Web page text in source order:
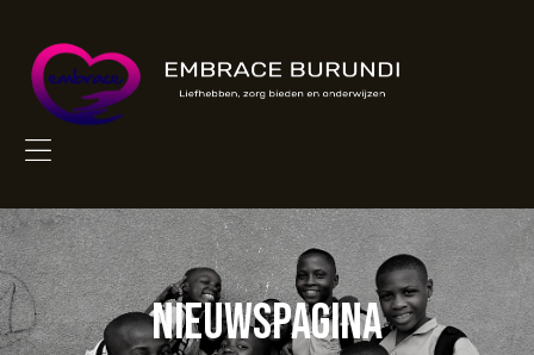
onderwijzen
Nieuwspagina